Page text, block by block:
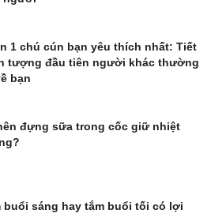
1 chú cún bạn yêu thích nhất: Tiết
tượng đầu tiên người khác thường
bạn
đựng sữa trong cốc giữ nhiệt
buổi sáng hay tắm buổi tối có lợi